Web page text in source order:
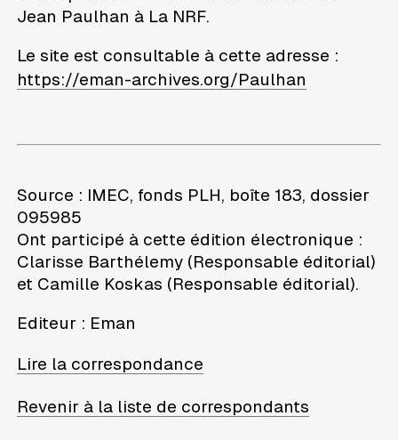
Jean Paulhan à La NRF.
Le site est consultable à cette adresse :
https://eman-archives.org/Paulhan
Source : IMEC, fonds PLH, boîte 183, dossier
095985
Ont participé à cette édition électronique :
Clarisse Barthélemy (Responsable éditorial)
et Camille Koskas (Responsable éditorial).
Editeur : Eman
Lire la correspondance
Revenir à la liste de correspondants